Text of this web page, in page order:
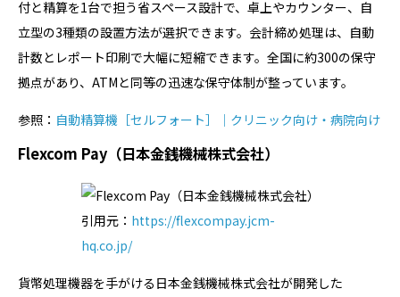
付と精算を1台で担う省スペース設計で、卓上やカウンター、自
立型の3種類の設置方法が選択できます。会計締め処理は、自動
計数とレポート印刷で大幅に短縮できます。全国に約300の保守
拠点があり、ATMと同等の迅速な保守体制が整っています。
参照： 自動精算機［セルフォート］│クリニック向け・病院向け
Flexcom Pay（日本金銭機械株式会社）
引用元： https://flexcompay.jcm-
hq.co.jp/
貨幣処理機器を手がける日本金銭機械株式会社が開発した